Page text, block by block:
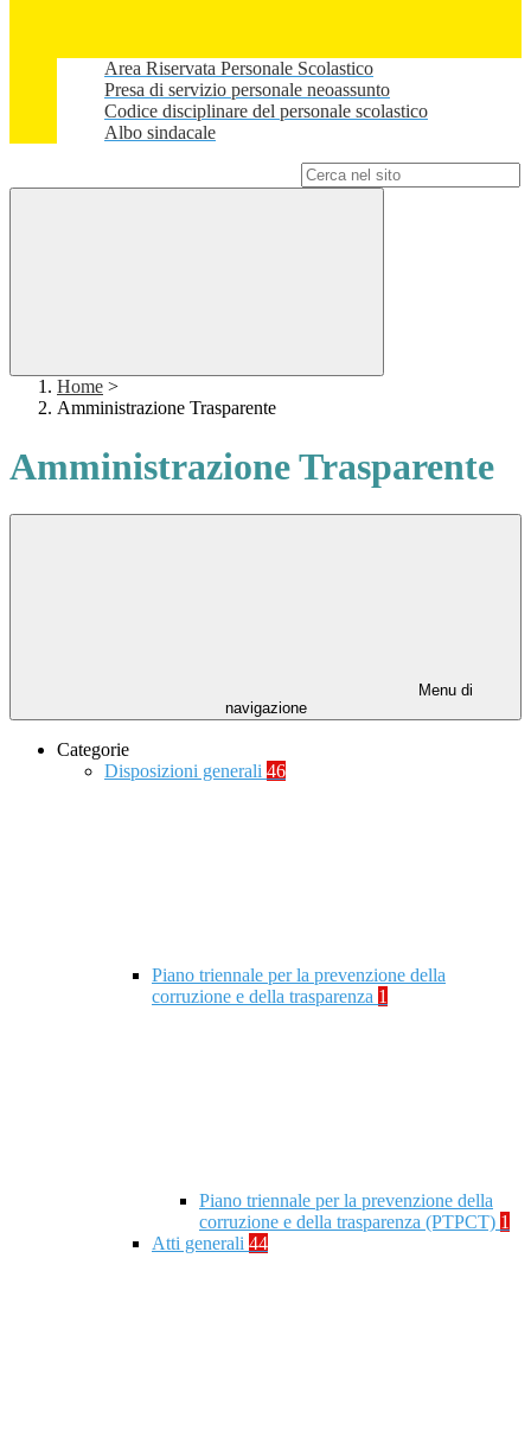
Area Riservata Personale Scolastico
Presa di servizio personale neoassunto
Codice disciplinare del personale scolastico
Albo sindacale
Home >
Amministrazione Trasparente
Amministrazione Trasparente
Menu di
navigazione
Categorie
Disposizioni generali 46
Piano triennale per la prevenzione della
corruzione e della trasparenza 1
Piano triennale per la prevenzione della
corruzione e della trasparenza (PTPCT) 1
Atti generali 44